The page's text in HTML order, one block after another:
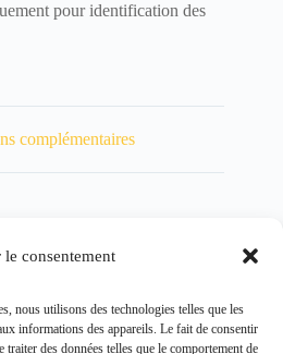
le consentement
nous utilisons des technologies telles que les
informations des appareils. Le fait de consentir
traiter des données telles que le comportement de
pour identification des
complémentaires
8 kg
PARTS FRANCE SAS